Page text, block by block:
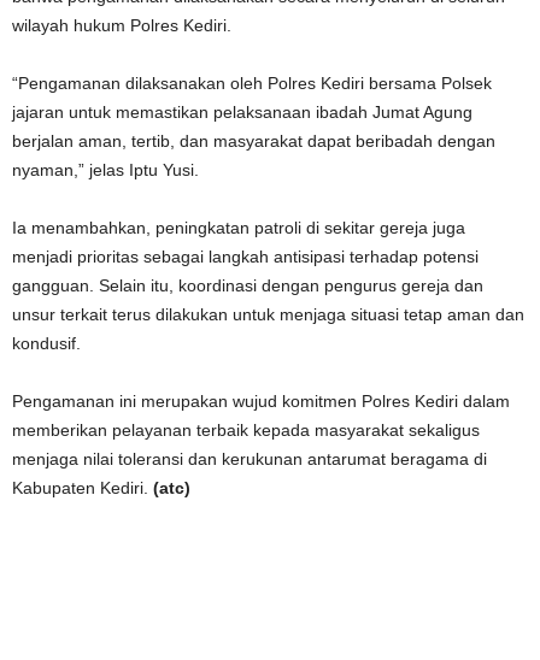
wilayah hukum Polres Kediri.
“Pengamanan dilaksanakan oleh Polres Kediri bersama Polsek
jajaran untuk memastikan pelaksanaan ibadah Jumat Agung
berjalan aman, tertib, dan masyarakat dapat beribadah dengan
nyaman,” jelas Iptu Yusi.
Ia menambahkan, peningkatan patroli di sekitar gereja juga
menjadi prioritas sebagai langkah antisipasi terhadap potensi
gangguan. Selain itu, koordinasi dengan pengurus gereja dan
unsur terkait terus dilakukan untuk menjaga situasi tetap aman dan
kondusif.
Pengamanan ini merupakan wujud komitmen Polres Kediri dalam
memberikan pelayanan terbaik kepada masyarakat sekaligus
menjaga nilai toleransi dan kerukunan antarumat beragama di
Kabupaten Kediri. (atc)